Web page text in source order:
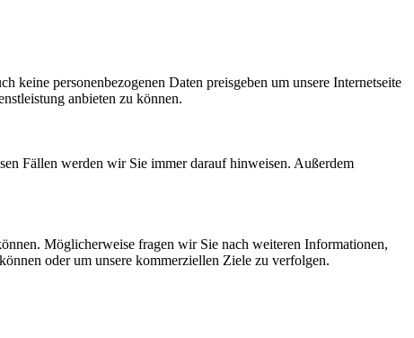
keine personenbezogenen Daten preisgeben um unsere Internetseite
anbieten zu können.
Fällen werden wir Sie immer darauf hinweisen. Außerdem
Möglicherweise fragen wir Sie nach weiteren Informationen,
oder um unsere kommerziellen Ziele zu verfolgen.